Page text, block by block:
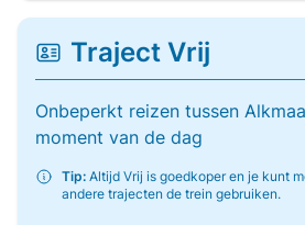
Traject Vrij
Onbeperkt reizen tussen
moment van de dag
Tip: Altijd Vrij is goedkoper en je kunt
andere trajecten de trein gebruiken.